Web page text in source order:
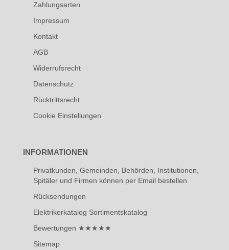
Zahlungsarten
Impressum
Kontakt
AGB
Widerrufsrecht
Datenschutz
Rücktrittsrecht
Cookie Einstellungen
INFORMATIONEN
Privatkunden, Gemeinden, Behörden, Institutionen,
Spitäler und Firmen können per Email bestellen
Rücksendungen
Elektrikerkatalog Sortimentskatalog
Bewertungen ★★★★★
Sitemap